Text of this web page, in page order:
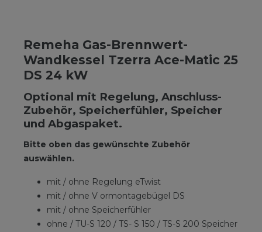
Remeha Gas-Brennwert-
Wandkessel Tzerra Ace-Matic 25
DS 24 kW
Optional mit Regelung, Anschluss-
Zubehör, Speicherfühler, Speicher
und Abgaspaket.
Bitte oben das gewünschte Zubehör
auswählen.
mit / ohne Regelung eTwist
mit / ohne V ormontagebügel DS
mit / ohne Speicherfühler
ohne / TU-S 120 / TS- S 150 / TS-S 200 Speicher